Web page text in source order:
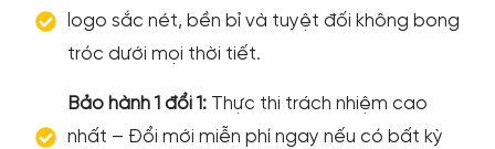
logo sắc nét, bền bỉ và tuyệt đối không bong
tróc dưới mọi thời tiết.
Bảo hành 1 đổi 1: Thực thi trách nhiệm cao
nhất – Đổi mới miễn phí ngay nếu có bất kỳ